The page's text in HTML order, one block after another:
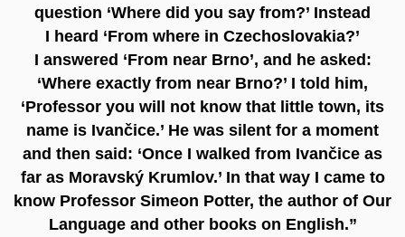
question ‘Where did you say from?’ Instead
I heard ‘From where in Czechoslovakia?’
I answered ‘From near Brno’, and he asked:
‘Where exactly from near Brno?’ I told him,
‘Professor you will not know that little town, its
name is Ivančice.’ He was silent for a moment
and then said: ‘Once I walked from Ivančice as
far as Moravský Krumlov.’ In that way I came to
know Professor Simeon Potter, the author of Our
Language and other books on English.”